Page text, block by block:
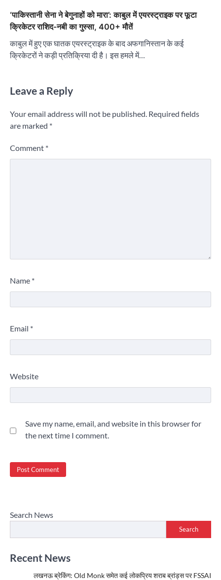
‘पाकिस्तानी सेना ने बेगुनाहों को मारा’: काबुल में एयरस्ट्राइक पर फूटा
क्रिकेटर राशिद-नबी का गुस्सा, 400+ मौतें
काबुल में हुए एक घातक एयरस्ट्राइक के बाद अफगानिस्तान के कई
क्रिकेटरों ने कड़ी प्रतिक्रिया दी है। इस हमले में…
Leave a Reply
Your email address will not be published. Required fields
are marked *
Comment *
Name *
Email *
Website
Save my name, email, and website in this browser for
the next time I comment.
Search News
Search
Recent News
लखनऊ ब्रेकिंग: Old Monk समेत कई लोकप्रिय शराब ब्रांड्स पर FSSAI